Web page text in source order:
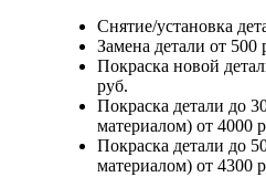
Снятие/установка
Замена детали от 500
Покраска новой
руб.
Покраска детали до
материалом) от 4000
Покраска детали до
материалом) от 4300